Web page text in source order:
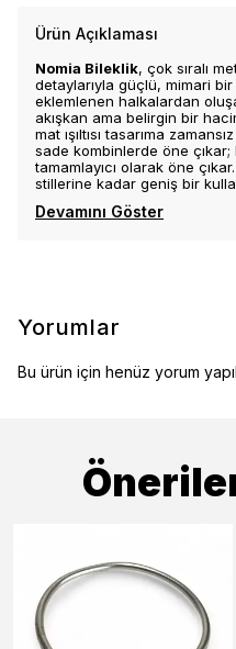
Ürün Açıklaması
Nomia Bileklik, çok sıralı
detaylarıyla güçlü, mimari
eklemlenen halkalardan
akışkan ama belirgin bir
mat ışıltısı tasarıma
sade kombinlerde öne
tamamlayıcı olarak öne
stillerine kadar geniş bir
Devamını Göster
Yorumlar
Bu ürün için henüz yorum